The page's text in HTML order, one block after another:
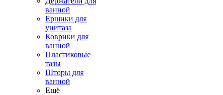
ванной
Ершики для
унитаза
Коврики для
ванной
Пластиковые
тазы
Шторы для
ванной
Ещё